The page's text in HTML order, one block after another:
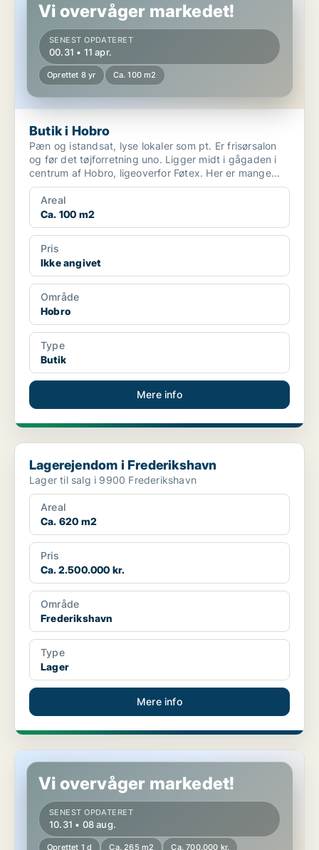
Vi overvåger markedet!
SENEST OPDATERET
00.31 • 11 apr.
Oprettet 8 yr Ca. 100 m2
Butik i Hobro
Pæn og istandsat, lyse lokaler som pt. Er frisørsalon
og før det tøjforretning uno. Ligger midt i gågaden i
centrum af Hobro, ligeoverfor Føtex. Her er mange...
Areal
Ca. 100 m2
Pris
Ikke angivet
Område
Hobro
Type
Butik
Mere info
Lagerejendom i Frederikshavn
Lagerejendom i Frederikshavn
Lager til salg i 9900 Frederikshavn
Areal
Ca. 620 m2
Pris
Ca. 2.500.000 kr.
Område
Frederikshavn
Type
Lager
Mere info
Butik i Sæby
Vi overvåger markedet!
SENEST OPDATERET
10.31 • 08 aug.
Oprettet 1 d Ca. 265 m2 Ca. 700.000 kr.